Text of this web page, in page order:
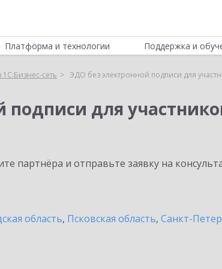
Платформа и технологии Поддержка и
сеть ЭДО без электронной подписи для
для
партнёра и отправьте заявку на
область, Псковская область, Санкт-